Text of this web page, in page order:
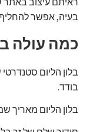
בעיה, אפשר
כמה עולה
בודד.
בלון הליום מאריך שמחזיק כ-8 שעות עולה